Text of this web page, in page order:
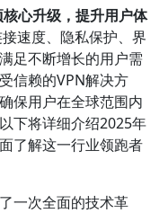
心升级，提升用户体
速度、隐私保护、界
足不断增长的用户需
信赖的VPN解决方
保用户在全球范围内
下将详细介绍2025年
了解这一行业领跑者
一次全面的技术革